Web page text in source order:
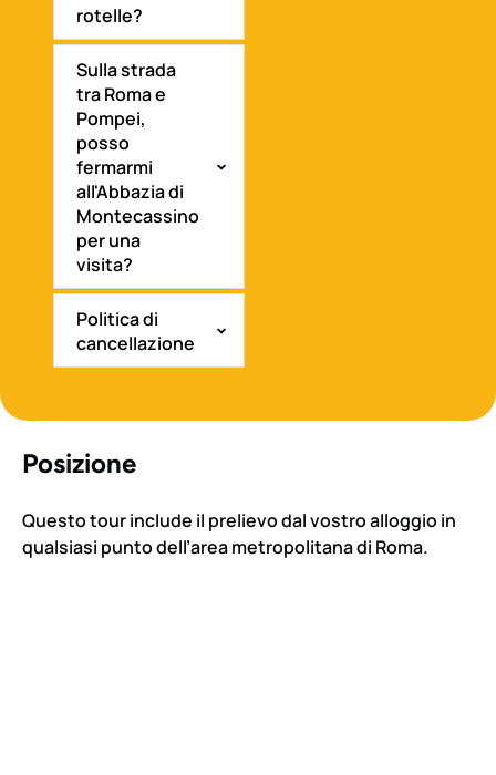
rotelle?
Sulla strada
tra Roma e
Pompei,
posso
fermarmi
all'Abbazia di
Montecassino
per una
visita?
Politica di
cancellazione
Posizione
Questo tour include il prelievo dal vostro alloggio in
qualsiasi punto dell’area metropolitana di Roma.